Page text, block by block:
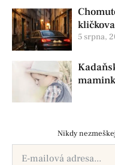
5 srpna,
už
Nikdy